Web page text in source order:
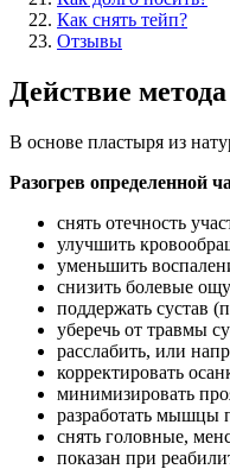
Как снять тейп?
Отзывы
Действие
В основе пластыря из
Разогрев определенной
снять отечность
улучшить
уменьшить
снизить болевые
поддержать сустав
уберечь от травмы
расслабить, или
корректировать
минимизировать
разработать мышцы
снять головные,
показан при